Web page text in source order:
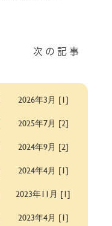
次の記事
2026年3月 [1]
2025年7月 [2]
2024年9月 [2]
2024年4月 [1]
2023年11月 [1]
2023年4月 [1]